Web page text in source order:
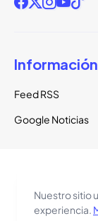
Información
Feed RSS
Google Noticias
El tema del
Nuestro sitio
experiencia.